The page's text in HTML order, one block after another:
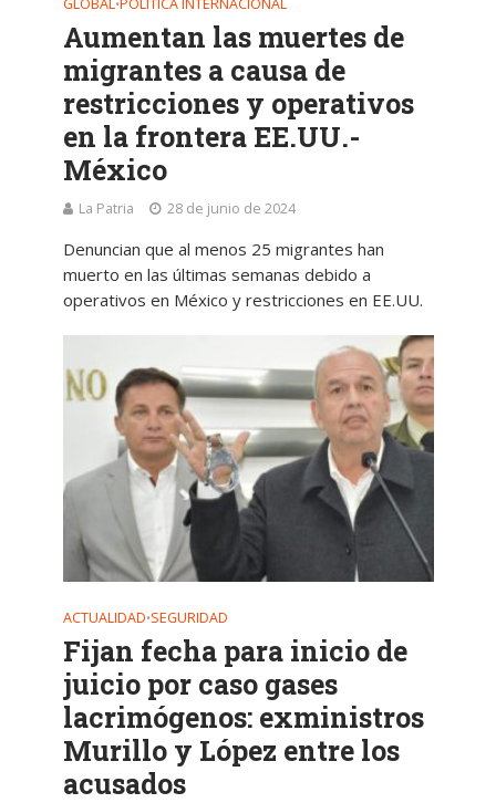
•
Aumentan las muertes de
migrantes a causa de
restricciones y operativos
en la frontera EE.UU.-
México
La Patria 28 de junio de 2024
Denuncian que al menos 25 migrantes han
muerto en las últimas semanas debido a
operativos en México y restricciones en EE.UU.
ACTUALIDAD•SEGURIDAD
Fijan fecha para inicio de
juicio por caso gases
lacrimógenos: exministros
Murillo y López entre los
acusados